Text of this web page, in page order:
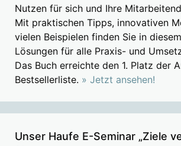
Nutzen für sich und Ihre
Mit praktischen Tipps, innovativen
vielen Beispielen finden Sie in
Lösungen für alle Praxis- und
Das Buch erreichte den 1. Platz der
Bestsellerliste. » Jetzt ansehen!
Unser Haufe E-Seminar „Ziele